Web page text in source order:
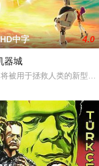
只知吃喝玩乐，不务正
控制地球，全球经此大
中字 4.0
器城
被用于拯救人类的新型